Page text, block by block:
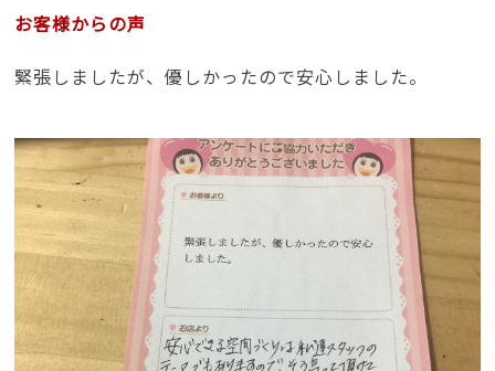
お客様からの声
緊張しましたが、優しかったので安心しました。